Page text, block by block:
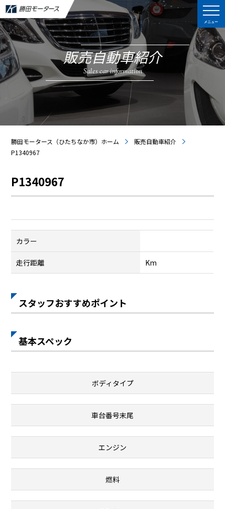
メニュー
販売自動車紹介
Sales car information
勝田モータース（ひたちなか市）ホーム
販売自動車紹介
P1340967
P1340967
カラー
走行距離 Km
スタッフおすすめポイント
基本スペック
ボディタイプ
車台番号末尾
エンジン
燃料